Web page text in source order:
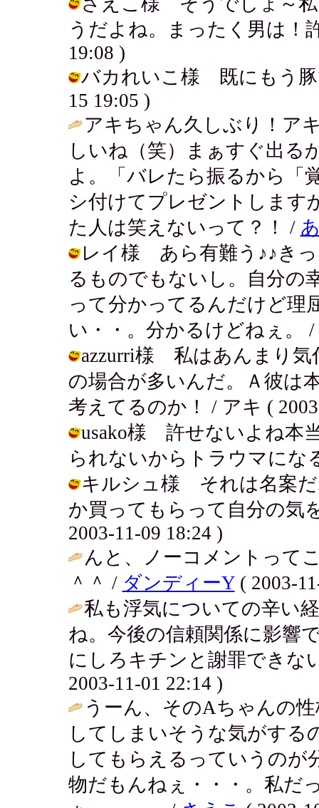
うだよね。まったく男は！
19:08 )
バカれいこ様 既にもう豚
15 19:05 )
アキちゃん久しぶり！ア
しいね（笑）まぁすぐ出る
よ。「バレたら振るから「
シ付けてプレゼントしま
た人は笑えないって？！ /
レイ様 あら有難う♪♪き
るものでもないし。自分の
って分かってるんだけど理
い・・。分かるけどねぇ。 /
azzurri様 私はあんまり気
の場合が多いんだ。Ａ彼は
考えてるのか！ / アキ (
usako様 許せないよね本
られないからトラウマにな
キルシュ様 それは名案だ
か買ってもらって自分の気
2003-11-09 18:24 )
んと、ノーコメントって
＾＾ / ダンディーY( 2003-
私も浮気についての辛い
ね。今後の信頼関係に影響
にしろキチンと謝罪できな
2003-11-01 22:14 )
うーん、そのAちゃんの
してしまいそうな気がす
してもらえるっていうのが
物だもんねぇ・・・。私だ